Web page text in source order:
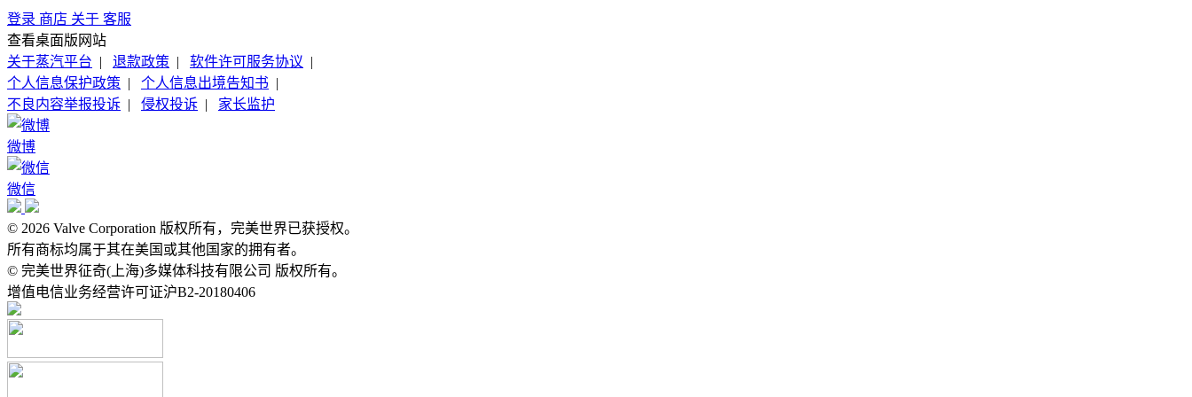
登录 商店 关于 客服
查看桌面版网站
关于蒸汽平台 | 退款政策 | 软件许可服务协议 |
个人信息保护政策 | 个人信息出境告知书 |
不良内容举报投诉 | 侵权投诉 | 家长监护
微博
微信
© 2026 Valve Corporation 版权所有，完美世界已获授权。
所有商标均属于其在美国或其他国家的拥有者。
© 完美世界征奇(上海)多媒体科技有限公司 版权所有。
增值电信业务经营许可证沪B2-20180406